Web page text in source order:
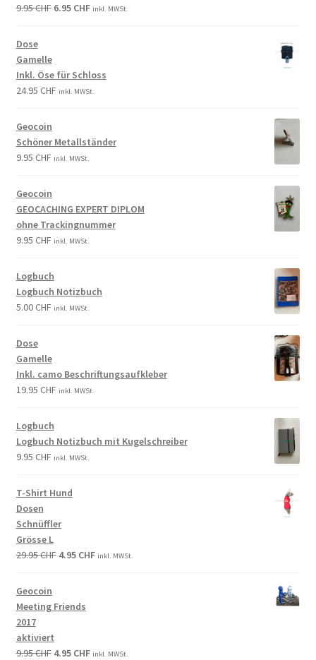
9.95CHF 6.95 CHF inkl. MWSt.
Dose
Gamelle
Inkl. Öse für Schloss
24.95 CHF inkl. MWSt.
Geocoin
Schöner Metallständer
9.95 CHF inkl. MWSt.
Geocoin
GEOCACHING EXPERT DIPLOM
ohne Trackingnummer
9.95 CHF inkl. MWSt.
Logbuch
Logbuch Notizbuch
5.00CHF inkl. MWSt.
Dose
Gamelle
Inkl. camo Beschriftungsaufkleber
19.95 CHF inkl. MWSt.
Logbuch
Logbuch Notizbuch mit Kugelschreiber
9.95 CHF inkl. MWSt.
T-Shirt Hund
Dosen
Schnüffler
Grösse L
29.95CHF 4.95 CHF inkl. MWSt.
Geocoin
Meeting Friends
2017
aktiviert
9.95CHF 4.95 CHF inkl. MWSt.